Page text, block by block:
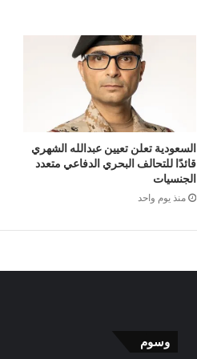
السعودية تعلن تعيين عبدالله الشهري
قائدًا للتحالف البحري الدفاعي متعدد
الجنسيات
منذ يوم واحد
وسوم